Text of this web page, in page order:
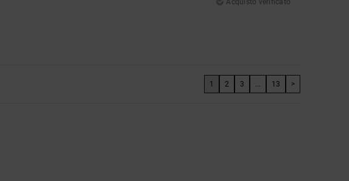
Acquisto verificato
1 2 3 ... 13 >